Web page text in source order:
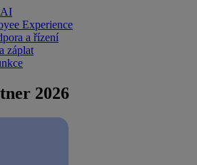
AI
Experience
a řízení
záplat
2026